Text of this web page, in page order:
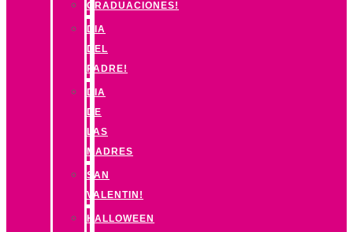
GRADUACIONES!
DIA
DEL
PADRE!
DIA
DE
LAS
MADRES
SAN
VALENTIN!
HALLOWEEN